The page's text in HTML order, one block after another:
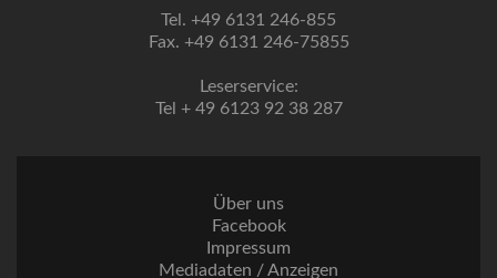
Tel. +49 6131 246-855
Fax. +49 6131 246-75855
Leserservice:
Tel + 49 6123 92 38 287
Über uns
Facebook
Impressum
Mediadaten / Anzeigen